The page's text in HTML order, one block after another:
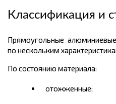
Классификация и
Прямоугольные
по нескольким
По состоянию материала:
отожженные;